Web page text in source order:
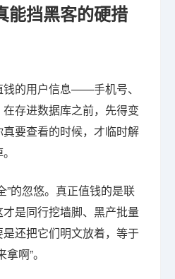
能挡黑客的硬措
的用户信息——手机号、
存进数据库之前，先得变
要查看的时候，才临时解
”的忽悠。真正值钱的是联
是同行挖墙脚、黑产批量
还把它们明文放着，等于
啊”。